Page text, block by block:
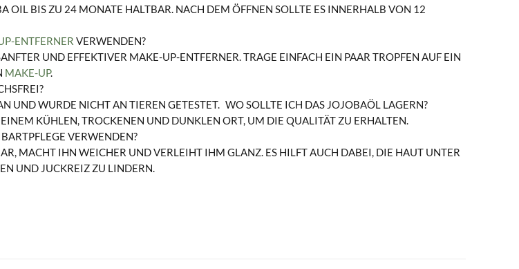
OIL BIS ZU 24 MONATE HALTBAR. NACH DEM ÖFFNEN SOLLTE ES INNERHALB VON 12
ENTFERNER VERWENDEN?
UND EFFEKTIVER MAKE-UP-ENTFERNER. TRAGE EINFACH EIN PAAR TROPFEN AUF EIN
MAKE-UP.
UND WURDE NICHT AN TIEREN GETESTET. WO SOLLTE ICH DAS JOJOBAÖL LAGERN?
KÜHLEN, TROCKENEN UND DUNKLEN ORT, UM DIE QUALITÄT ZU ERHALTEN.
VERWENDEN?
MACHT IHN WEICHER UND VERLEIHT IHM GLANZ. ES HILFT AUCH DABEI, DIE HAUT UNTER
UND JUCKREIZ ZU LINDERN.